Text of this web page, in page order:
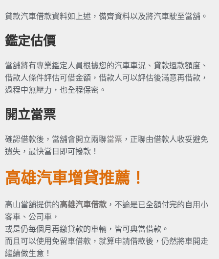
貸款汽車借款資料如上述，備齊資料以及將汽車駛至當舖。
鑑定估價
當舖將有專業鑑定人員根據您的汽車車況、貸款還款額度、
借款人條件評估可借金額，借款人可以評估後滿意再借款，
過程中無壓力，也全程保密。
開立當票
確認借款後，當舖會開立兩聯當票 ，正聯由借款人收妥避免
遺失，最快當日即可撥款！
高雄汽車增貸推薦！
高山當舖提供的高雄汽車借款 ，不論是已全額付完的自用小
客車、公司車，
或是仍每個月再繳貸款的車輛，皆可典當借款。
而且可以使用免留車借款，就算申請借款後，仍然將車開走
繼續做生意！